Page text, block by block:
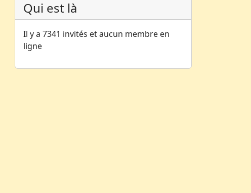
Qui est là
Il y a 7341 invités et aucun membre en
ligne